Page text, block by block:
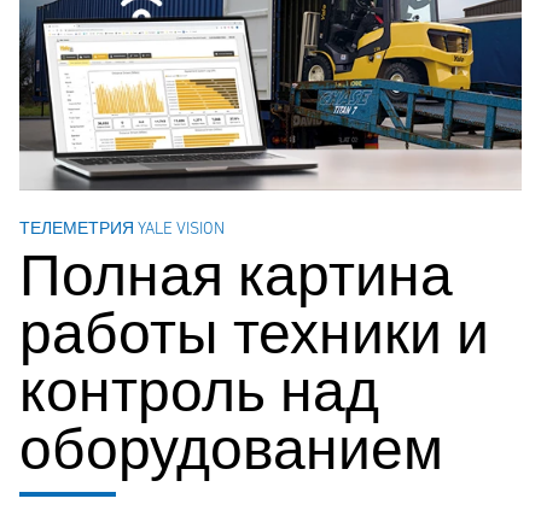
ТЕЛЕМЕТРИЯ YALE VISION
Полная картина
работы техники и
контроль над
оборудованием